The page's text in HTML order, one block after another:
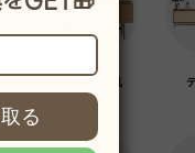
デスク・机